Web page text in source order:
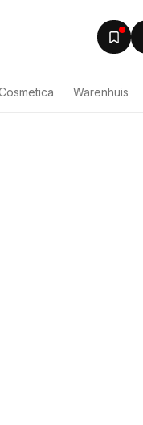
Warenhuis